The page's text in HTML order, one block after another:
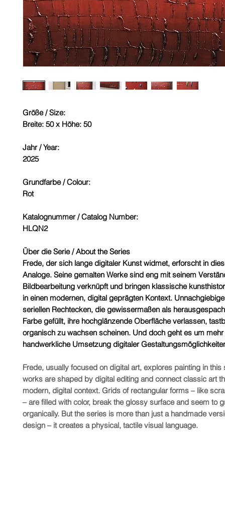
Größe / Size:
Breite: 50 x Höhe: 50
Jahr / Year:
2025
Grundfarbe / Colour:
Rot
Katalognummer / Catalog Number:
HLQN2
Über die Serie / About the Series
Frede, der sich lange digitaler Kunst widmet, erforscht in
Analoge. Seine gemalten Werke sind eng mit seinem
Bildbearbeitung verknüpft und bringen klassische
in einen modernen, digital geprägten Kontext.
seriellen Rechtecken, die gewissermaßen als
Farbe gefüllt, ihre hochglänzende Oberfläche verlassen,
organisch zu wachsen scheinen. Und doch geht es um mehr
handwerkliche Umsetzung digitaler
Frede, usually focused on digital art, explores painting in this
works are shaped by digital editing and connect classic art
modern, digital context. Grids of rectangular forms – like
– are filled with color, break the glossy surface and seem to
organically. But the series is more than just a handmade
design – it creates a physical, tactile visual language.